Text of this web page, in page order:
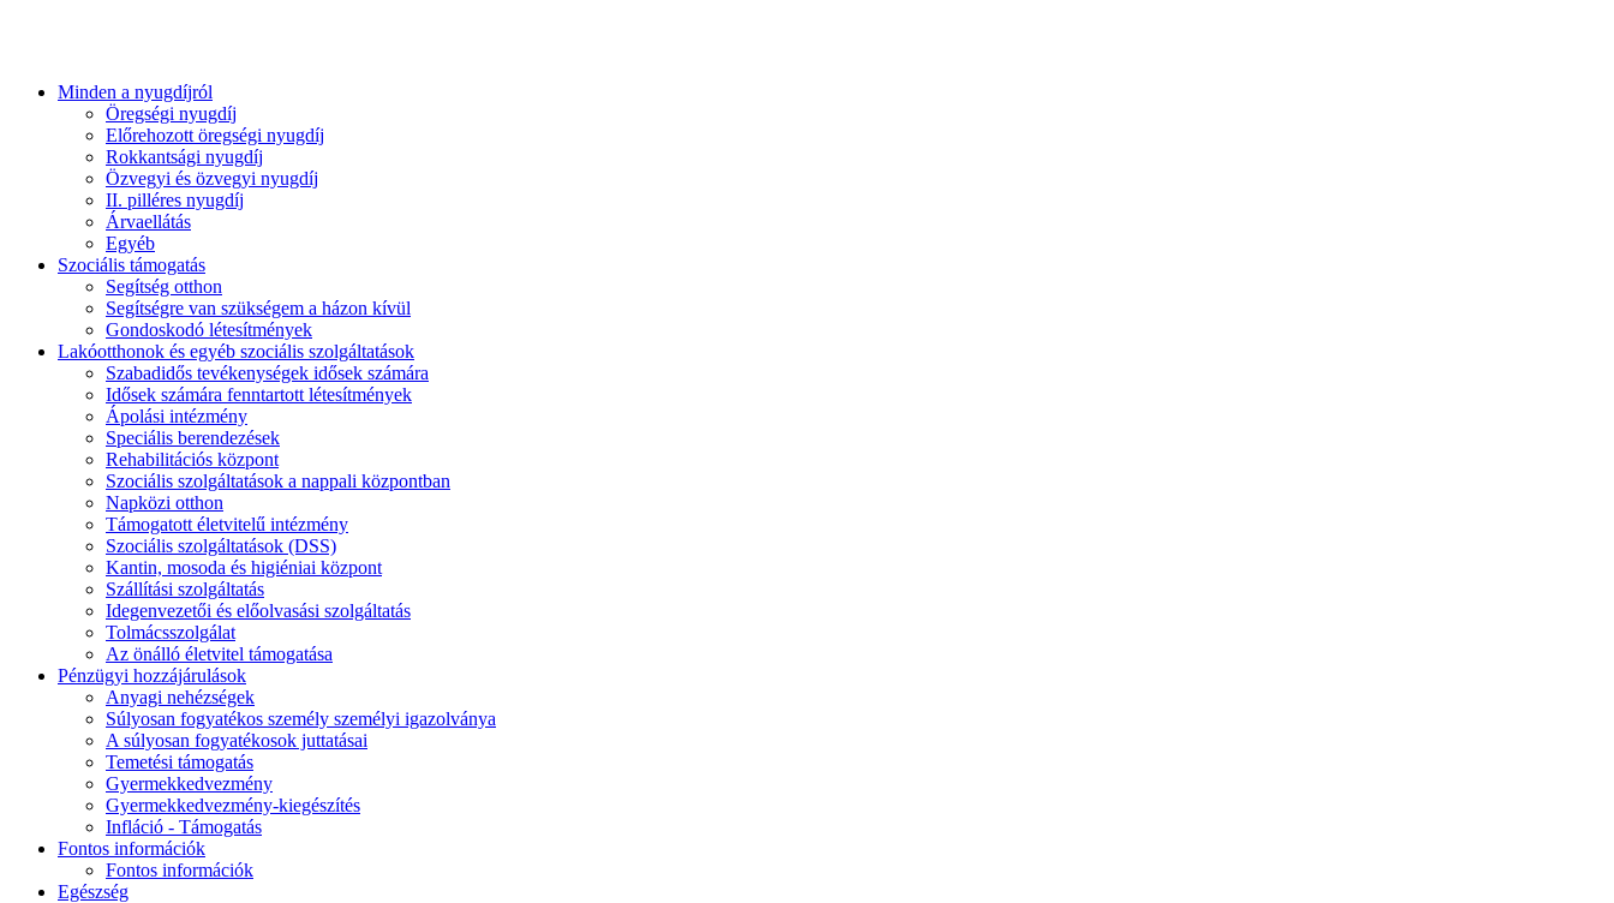
Minden a nyugdíjról
Öregségi nyugdíj
Előrehozott öregségi nyugdíj
Rokkantsági nyugdíj
Özvegyi és özvegyi nyugdíj
II. pilléres nyugdíj
Árvaellátás
Egyéb
Szociális támogatás
Segítség otthon
Segítségre van szükségem a házon kívül
Gondoskodó létesítmények
Lakóotthonok és egyéb szociális szolgáltatások
Szabadidős tevékenységek idősek számára
Idősek számára fenntartott létesítmények
Ápolási intézmény
Speciális berendezések
Rehabilitációs központ
Szociális szolgáltatások a nappali központban
Napközi otthon
Támogatott életvitelű intézmény
Szociális szolgáltatások (DSS)
Kantin, mosoda és higiéniai központ
Szállítási szolgáltatás
Idegenvezetői és előolvasási szolgáltatás
Tolmácsszolgálat
Az önálló életvitel támogatása
Pénzügyi hozzájárulások
Anyagi nehézségek
Súlyosan fogyatékos személy személyi igazolványa
A súlyosan fogyatékosok juttatásai
Temetési támogatás
Gyermekkedvezmény
Gyermekkedvezmény-kiegészítés
Infláció - Támogatás
Fontos információk
Fontos információk
Egészség